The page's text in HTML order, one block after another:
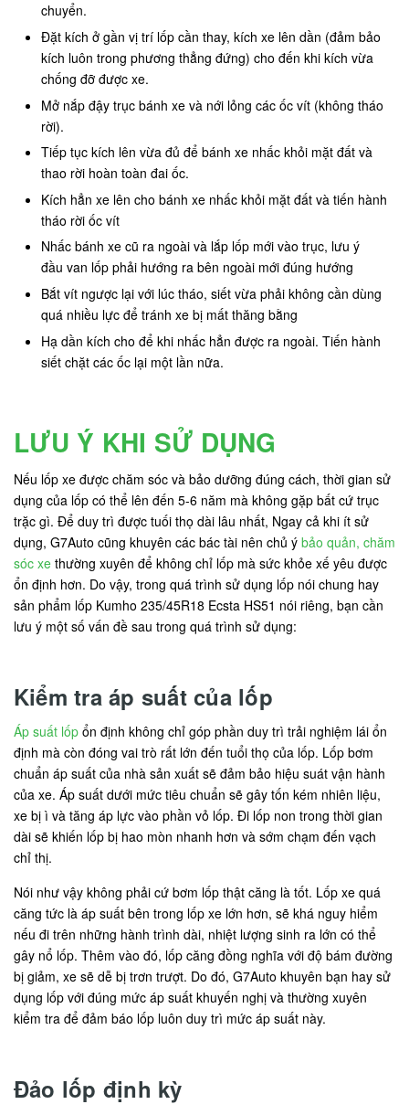
chuyển.
Đặt kích ở gần vị trí lốp cần thay, kích xe lên dần (đảm bảo
kích luôn trong phương thẳng đứng) cho đến khi kích vừa
chống đỡ được xe.
Mở nắp đậy trục bánh xe và nới lỏng các ốc vít (không tháo
rời).
Tiếp tục kích lên vừa đủ để bánh xe nhấc khỏi mặt đất và
thao rời hoàn toàn đai ốc.
Kích hẳn xe lên cho bánh xe nhấc khỏi mặt đất và tiến hành
tháo rời ốc vít
Nhấc bánh xe cũ ra ngoài và lắp lốp mới vào trục, lưu ý
đầu van lốp phải hướng ra bên ngoài mới đúng hướng
Bắt vít ngược lại với lúc tháo, siết vừa phải không cần dùng
quá nhiều lực để tránh xe bị mất thăng bằng
Hạ dần kích cho để khi nhấc hẳn được ra ngoài. Tiến hành
siết chặt các ốc lại một lần nữa.
LƯU Ý KHI SỬ DỤNG
Nếu lốp xe được chăm sóc và bảo dưỡng đúng cách, thời gian sử
dụng của lốp có thể lên đến 5-6 năm mà không gặp bất cứ trục
trặc gì. Để duy trì được tuối thọ dài lâu nhất, Ngay cả khi ít sử
dụng, G7Auto cũng khuyên các bác tài nên chủ ý bảo quản, chăm
sóc xe thường xuyên để không chỉ lốp mà sức khỏe xế yêu được
ổn định hơn. Do vậy, trong quá trình sử dụng lốp nói chung hay
sản phẩm lốp Kumho 235/45R18 Ecsta HS51 nói riêng, bạn cần
lưu ý một số vấn đề sau trong quá trình sử dụng:
Kiểm tra áp suất của lốp
Áp suất lốp ổn định không chỉ góp phần duy trì trải nghiệm lái ổn
định mà còn đóng vai trò rất lớn đến tuổi thọ của lốp. Lốp bơm
chuẩn áp suất của nhà sản xuất sẽ đảm bảo hiệu suát vận hành
của xe. Áp suất dưới mức tiêu chuẩn sẽ gây tốn kém nhiên liệu,
xe bị ì và tăng áp lực vào phần vỏ lốp. Đi lốp non trong thời gian
dài sẽ khiến lốp bị hao mòn nhanh hơn và sớm chạm đến vạch
chỉ thị.
Nói như vậy không phải cứ bơm lốp thật căng là tốt. Lốp xe quá
căng tức là áp suất bên trong lốp xe lớn hơn, sẽ khá nguy hiểm
nếu đi trên những hành trình dài, nhiệt lượng sinh ra lớn có thể
gây nổ lốp. Thêm vào đó, lốp căng đồng nghĩa với độ bám đường
bị giảm, xe sẽ dễ bị trơn trượt. Do đó, G7Auto khuyên bạn hay sử
dụng lốp với đúng mức áp suất khuyến nghị và thường xuyên
kiểm tra để đảm báo lốp luôn duy trì mức áp suất này.
Đảo lốp định kỳ